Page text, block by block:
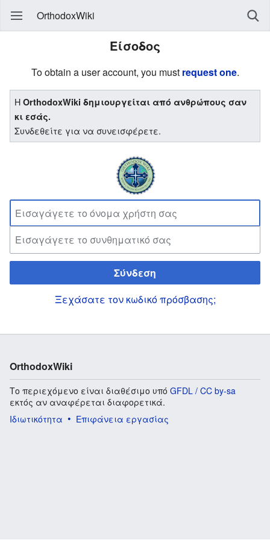
OrthodoxWiki
Είσοδος
To obtain a user account, you must request one.
ΗOrthodoxWiki δημιουργείται από ανθρώπους σαν
κι εσάς.
Συνδεθείτε για να συνεισφέρετε.
Σύνδεση
Ξεχάσατε τον κωδικό πρόσβασης;
OrthodoxWiki
Το περιεχόμενο είναι διαθέσιμο υπό GFDL / CC by-sa
εκτός αν αναφέρεται διαφορετικά.
Ιδιωτικότητα
Επιφάνεια εργασίας